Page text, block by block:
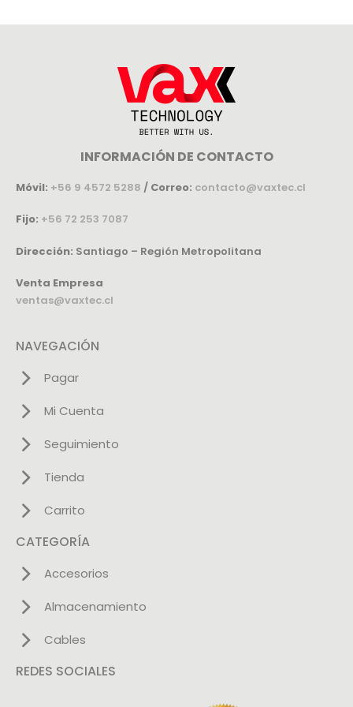
INFORMACIÓN DE CONTACTO
Móvil: +56 9 4572 5288 / Correo: contacto@vaxtec.cl
Fijo: +56 72 253 7087
Dirección: Santiago – Región Metropolitana
Venta Empresa
ventas@vaxtec.cl
NAVEGACIÓN
Pagar
Mi Cuenta
Seguimiento
Tienda
Carrito
CATEGORÍA
Accesorios
Almacenamiento
Cables
REDES SOCIALES